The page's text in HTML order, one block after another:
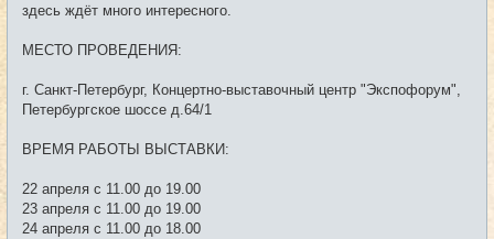
здесь ждёт много интересного.
МЕСТО ПРОВЕДЕНИЯ:
г. Санкт-Петербург, Концертно-выставочный центр "Экспофорум",
Петербургское шоссе д.64/1
ВРЕМЯ РАБОТЫ ВЫСТАВКИ:
22 апреля с 11.00 до 19.00
23 апреля с 11.00 до 19.00
24 апреля с 11.00 до 18.00